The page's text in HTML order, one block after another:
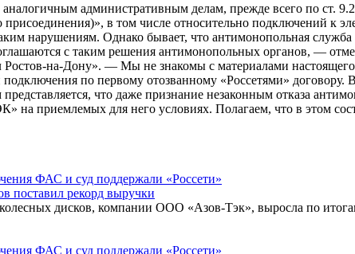
административным делам, прежде всего по ст.
присоединения)», в том числе относительно подключений к
нарушениям. Однако бывает, что антимонопольная
с таким решения антимонопольных органов, —
на-Дону». — Мы не знакомы с материалами
по первому отозванному «Россетями» договору.
что даже признание незаконным отказа
на приемлемых для него условиях. Полагаем, что в этом
поставил рекорд выручки
дисков, компании ООО «Азов-Тэк», выросла по